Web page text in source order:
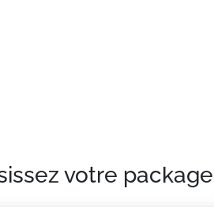
À La Salle Les Alpes.
votre package